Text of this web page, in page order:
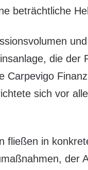
beträchtliche
die der
Carpevigo
sich vor
fließen in
der